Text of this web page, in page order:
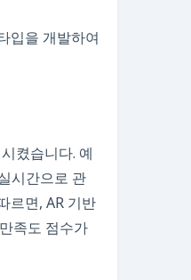
입을 개발하여
켰습니다. 예
시간으로 관
르면, AR 기반
족도 점수가